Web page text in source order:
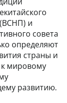
и
совета
определяют
страны и
мировому
развитию.